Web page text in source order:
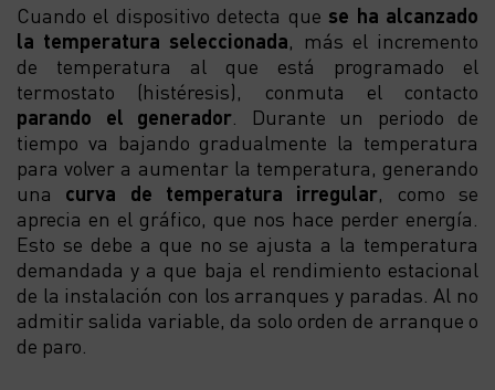
Cuando el dispositivo detecta que se ha alcanzado
la temperatura seleccionada, más el incremento
de temperatura al que está programado el
termostato (histéresis), conmuta el contacto
parando el generador . Durante un periodo de
tiempo va bajando gradualmente la temperatura
para volver a aumentar la temperatura, generando
una curva de temperatura irregular, como se
aprecia en el gráfico, que nos hace perder energía.
Esto se debe a que no se ajusta a la temperatura
demandada y a que baja el rendimiento estacional
de la instalación con los arranques y paradas. Al no
admitir salida variable, da solo orden de arranque o
de paro.